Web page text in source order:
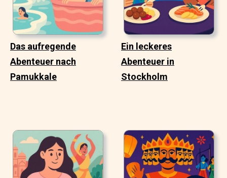
Das aufregende
Abenteuer nach
Pamukkale
Ein leckeres
Abenteuer in
Stockholm